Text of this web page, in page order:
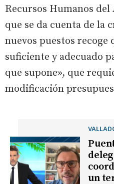
Recursos Humanos
que se da cuenta de la
nuevos puestos recoge
suficiente y adecuado
que supone», que
modificación
un